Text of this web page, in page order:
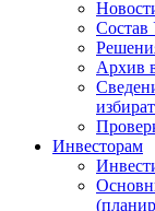
Архив
Инвесторам